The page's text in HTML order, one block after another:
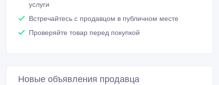
услуги
Встречайтесь с продавцом в публичном месте
Проверяйте товар перед покупкой
Новые объявления продавца